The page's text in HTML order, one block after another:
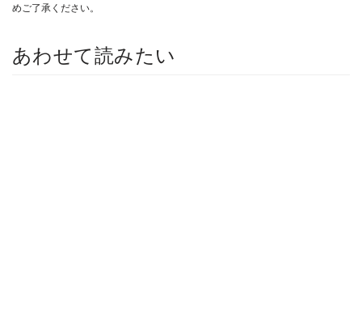
めご了承ください。
あわせて読みたい